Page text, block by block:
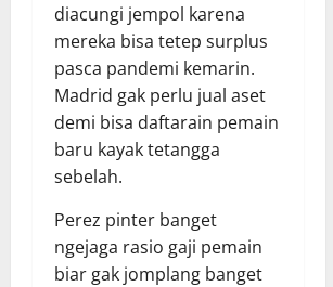
diacungi jempol karena
mereka bisa tetep surplus
pasca pandemi kemarin.
Madrid gak perlu jual aset
demi bisa daftarain pemain
baru kayak tetangga
sebelah.
Perez pinter banget
ngejaga rasio gaji pemain
biar gak jomplang banget